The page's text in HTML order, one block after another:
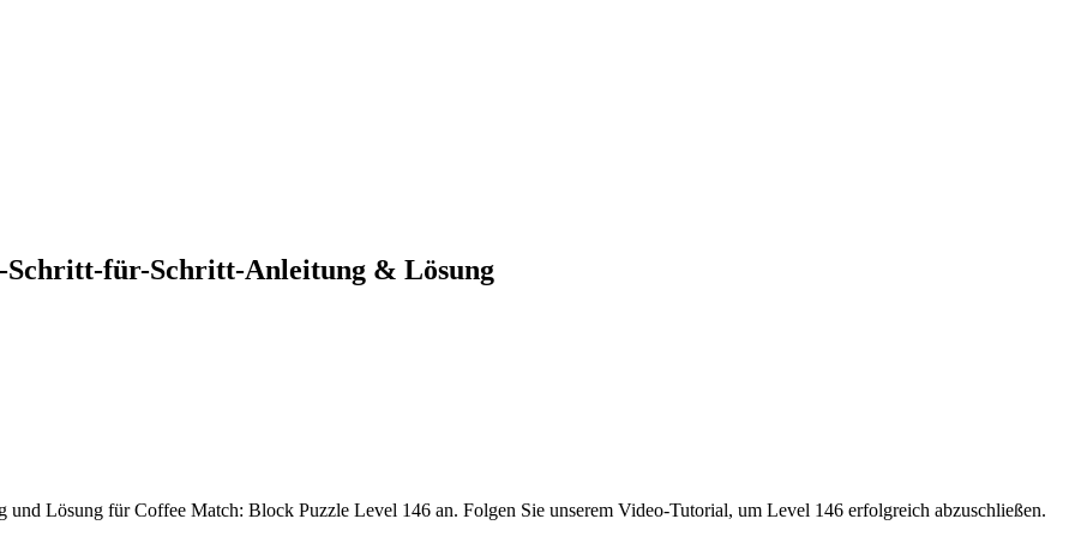
Schritt-für-Schritt-Anleitung & Lösung
Lösung für Coffee Match: Block Puzzle Level 146 an. Folgen Sie unserem Video-Tutorial, um Level 146 erfolgreich abzuschließen.